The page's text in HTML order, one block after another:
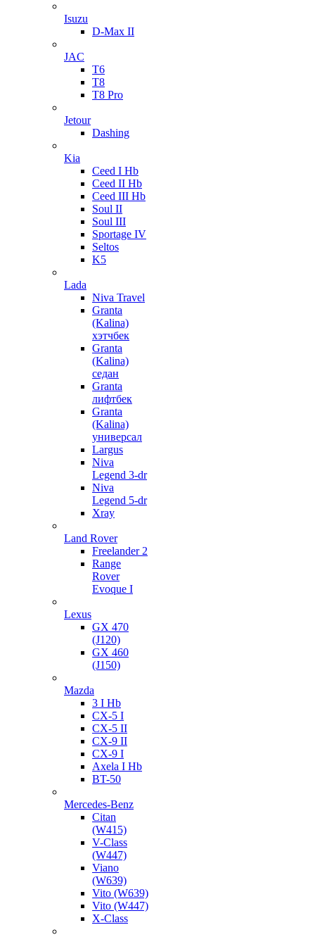
Isuzu
D-Max II
JAC
T6
T8
T8 Pro
Jetour
Dashing
Kia
Ceed I Hb
Ceed II Hb
Ceed III Hb
Soul II
Soul III
Sportage IV
Seltos
K5
Lada
Niva Travel
Granta
(Kalina)
хэтчбек
Granta
(Kalina)
седан
Granta
лифтбек
Granta
(Kalina)
универсал
Largus
Niva
Legend 3-dr
Niva
Legend 5-dr
Xray
Land Rover
Freelander 2
Range
Rover
Evoque I
Lexus
GX 470
(J120)
GX 460
(J150)
Mazda
3 I Hb
CX-5 I
CX-5 II
CX-9 II
CX-9 I
Axela I Hb
BT-50
Mercedes-Benz
Citan
(W415)
V-Class
(W447)
Viano
(W639)
Vito (W639)
Vito (W447)
X-Class